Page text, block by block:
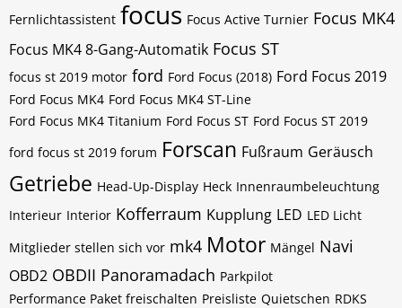
Fernlichtassistent focus Focus Active Turnier Focus MK4
Focus MK4 8-Gang-Automatik Focus ST
focus st 2019 motor ford Ford Focus (2018) Ford Focus 2019
Ford Focus MK4 Ford Focus MK4 ST-Line
Ford Focus MK4 Titanium Ford Focus ST Ford Focus ST 2019
ford focus st 2019 forum Forscan Fußraum Geräusch
Getriebe Head-Up-Display Heck Innenraumbeleuchtung
Interieur Interior Kofferraum Kupplung LED LED Licht
Mitglieder stellen sich vor mk4 Motor Mängel Navi
OBD2 OBDII Panoramadach Parkpilot
Performance Paket freischalten Preisliste Quietschen RDKS